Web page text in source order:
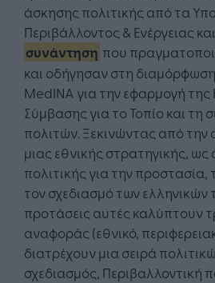
άσκησης πολιτικής από τα
Περιβάλλοντος & Ενέργειας
συνάντηση που
και οδήγησαν στη
MedINA για την εφαρμογή
Σύμβασης για το Τοπίο και τη
πολιτών. Ξεκινώντας από την
μιας εθνικής στρατηγικής, ως
πολιτικής για την προστασία,
τον σχεδιασμό των ελληνικών
προτάσεις αυτές καλύπτουν
αναφοράς (εθνικό,
διατρέχουν μια σειρά
σχεδιασμός, Περιβαλλοντική